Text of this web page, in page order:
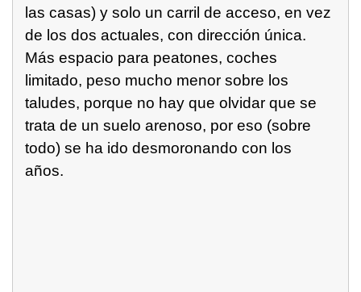
las casas) y solo un carril de acceso, en vez
de los dos actuales, con dirección única.
Más espacio para peatones, coches
limitado, peso mucho menor sobre los
taludes, porque no hay que olvidar que se
trata de un suelo arenoso, por eso (sobre
todo) se ha ido desmoronando con los
años.